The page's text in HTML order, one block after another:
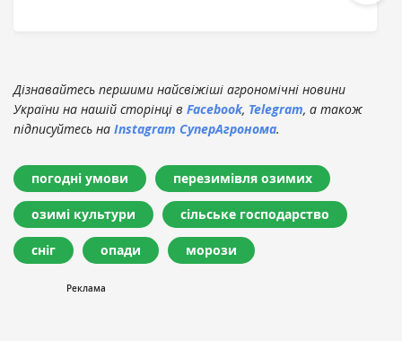
Дізнавайтесь першими найсвіжіші агрономічні новини
України на нашій сторінці в Facebook, Telegram, а також
підписуйтесь на Instagram СуперАгронома.
погодні умови перезимівля озимих
озимі культури сільське господарство
сніг опади морози